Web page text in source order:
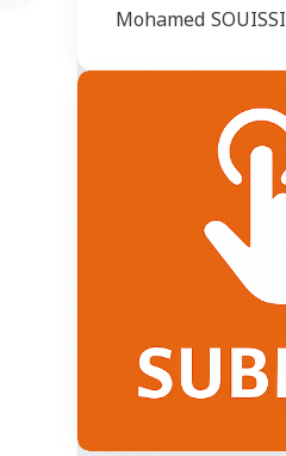
Mohamed SOUISSI